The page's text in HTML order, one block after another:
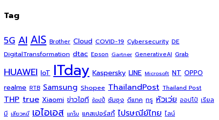
Tag
5G AI AIS Brother Cloud COVID-19 Cybersecurity DE
DigitalTransformation dtac Epson Gartner GenerativeAI Grab
HUAWEI IoT ITday Kaspersky LINE Microsoft NT OPPO
realme RTB Samsung Shopee ThailandPost Thailand Post
THP true Xiaomi ข่าวไอที ช้อปปี้ ซัมซุง ดีแทค ทรู หัวเว่ย ออปโป้ เรียล
มี เสียวหมี่ เอไอเอส แกร็บ แคสเปอร์สกี้ ไปรษณีย์ไทย ไลน์